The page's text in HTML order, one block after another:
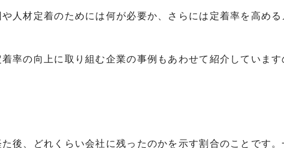
人材定着のためには何が必要か、さらには定着率を高める
率の向上に取り組む企業の事例もあわせて紹介しています
後、どれくらい会社に残ったのかを示す割合のことです。